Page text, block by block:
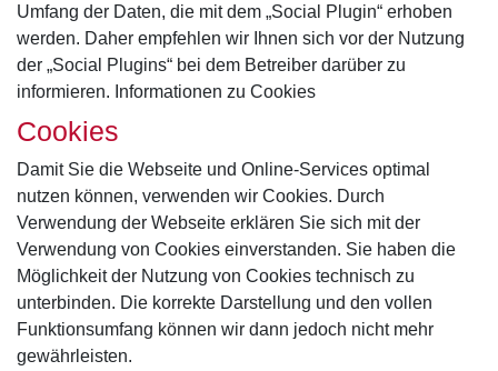
Umfang der Daten, die mit dem „Social Plugin“ erhoben
werden. Daher empfehlen wir Ihnen sich vor der Nutzung
der „Social Plugins“ bei dem Betreiber darüber zu
informieren. Informationen zu Cookies
Cookies
Damit Sie die Webseite und Online-Services optimal
nutzen können, verwenden wir Cookies. Durch
Verwendung der Webseite erklären Sie sich mit der
Verwendung von Cookies einverstanden. Sie haben die
Möglichkeit der Nutzung von Cookies technisch zu
unterbinden. Die korrekte Darstellung und den vollen
Funktionsumfang können wir dann jedoch nicht mehr
gewährleisten.